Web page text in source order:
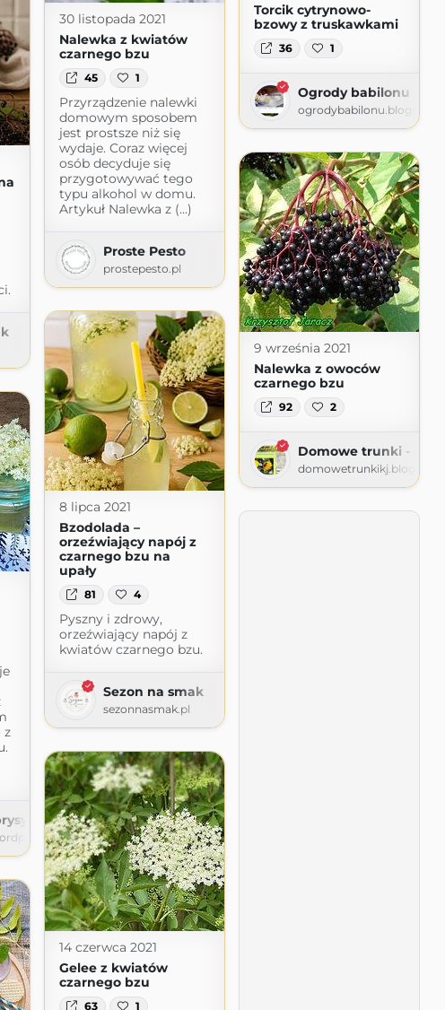
Torcik cytrynowo-
bzowy z truskawkami
36 1
Ogrody babilonu
30 listopada 2021
Nalewka z kwiatów
czarnego bzu
45 1
Przyrządzenie nalewki
domowym sposobem
jest prostsze niż się
wydaje. Coraz więcej
osób decyduje się
przygotowywać tego
typu alkohol w domu.
Artykuł Nalewka z (...)
Proste Pesto
prostepesto.pl
9 września 2021
Nalewka z owoców
czarnego bzu
92 2
Domowe trunki -
8 lipca 2021
Bzodolada –
orzeźwiający napój z
czarnego bzu na
upały
81 4
Pyszny i zdrowy,
orzeźwiający napój z
kwiatów czarnego bzu.
Sezon na smak
sezonnasmak.pl
z
Karolki
14 czerwca 2021
Gelee z kwiatów
czarnego bzu
63 1